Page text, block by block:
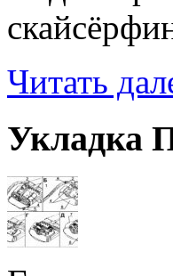
Читать
Укладка